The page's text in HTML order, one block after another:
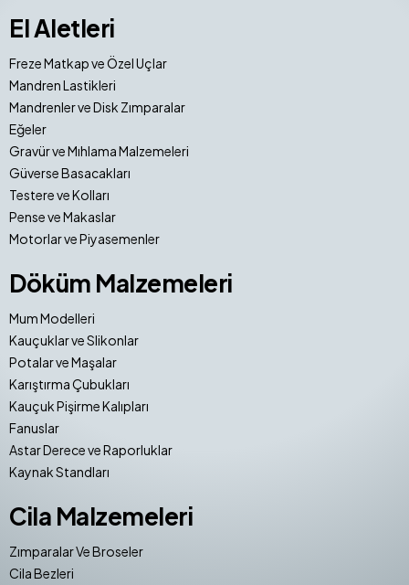
El Aletleri
Freze Matkap ve Özel Uçlar
Mandren Lastikleri
Mandrenler ve Disk Zımparalar
Eğeler
Gravür ve Mıhlama Malzemeleri
Güverse Basacakları
Testere ve Kolları
Pense ve Makaslar
Motorlar ve Piyasemenler
Döküm Malzemeleri
Mum Modelleri
Kauçuklar ve Slikonlar
Potalar ve Maşalar
Karıştırma Çubukları
Kauçuk Pişirme Kalıpları
Fanuslar
Astar Derece ve Raporluklar
Kaynak Standları
Cila Malzemeleri
Zımparalar Ve Broseler
Cila Bezleri